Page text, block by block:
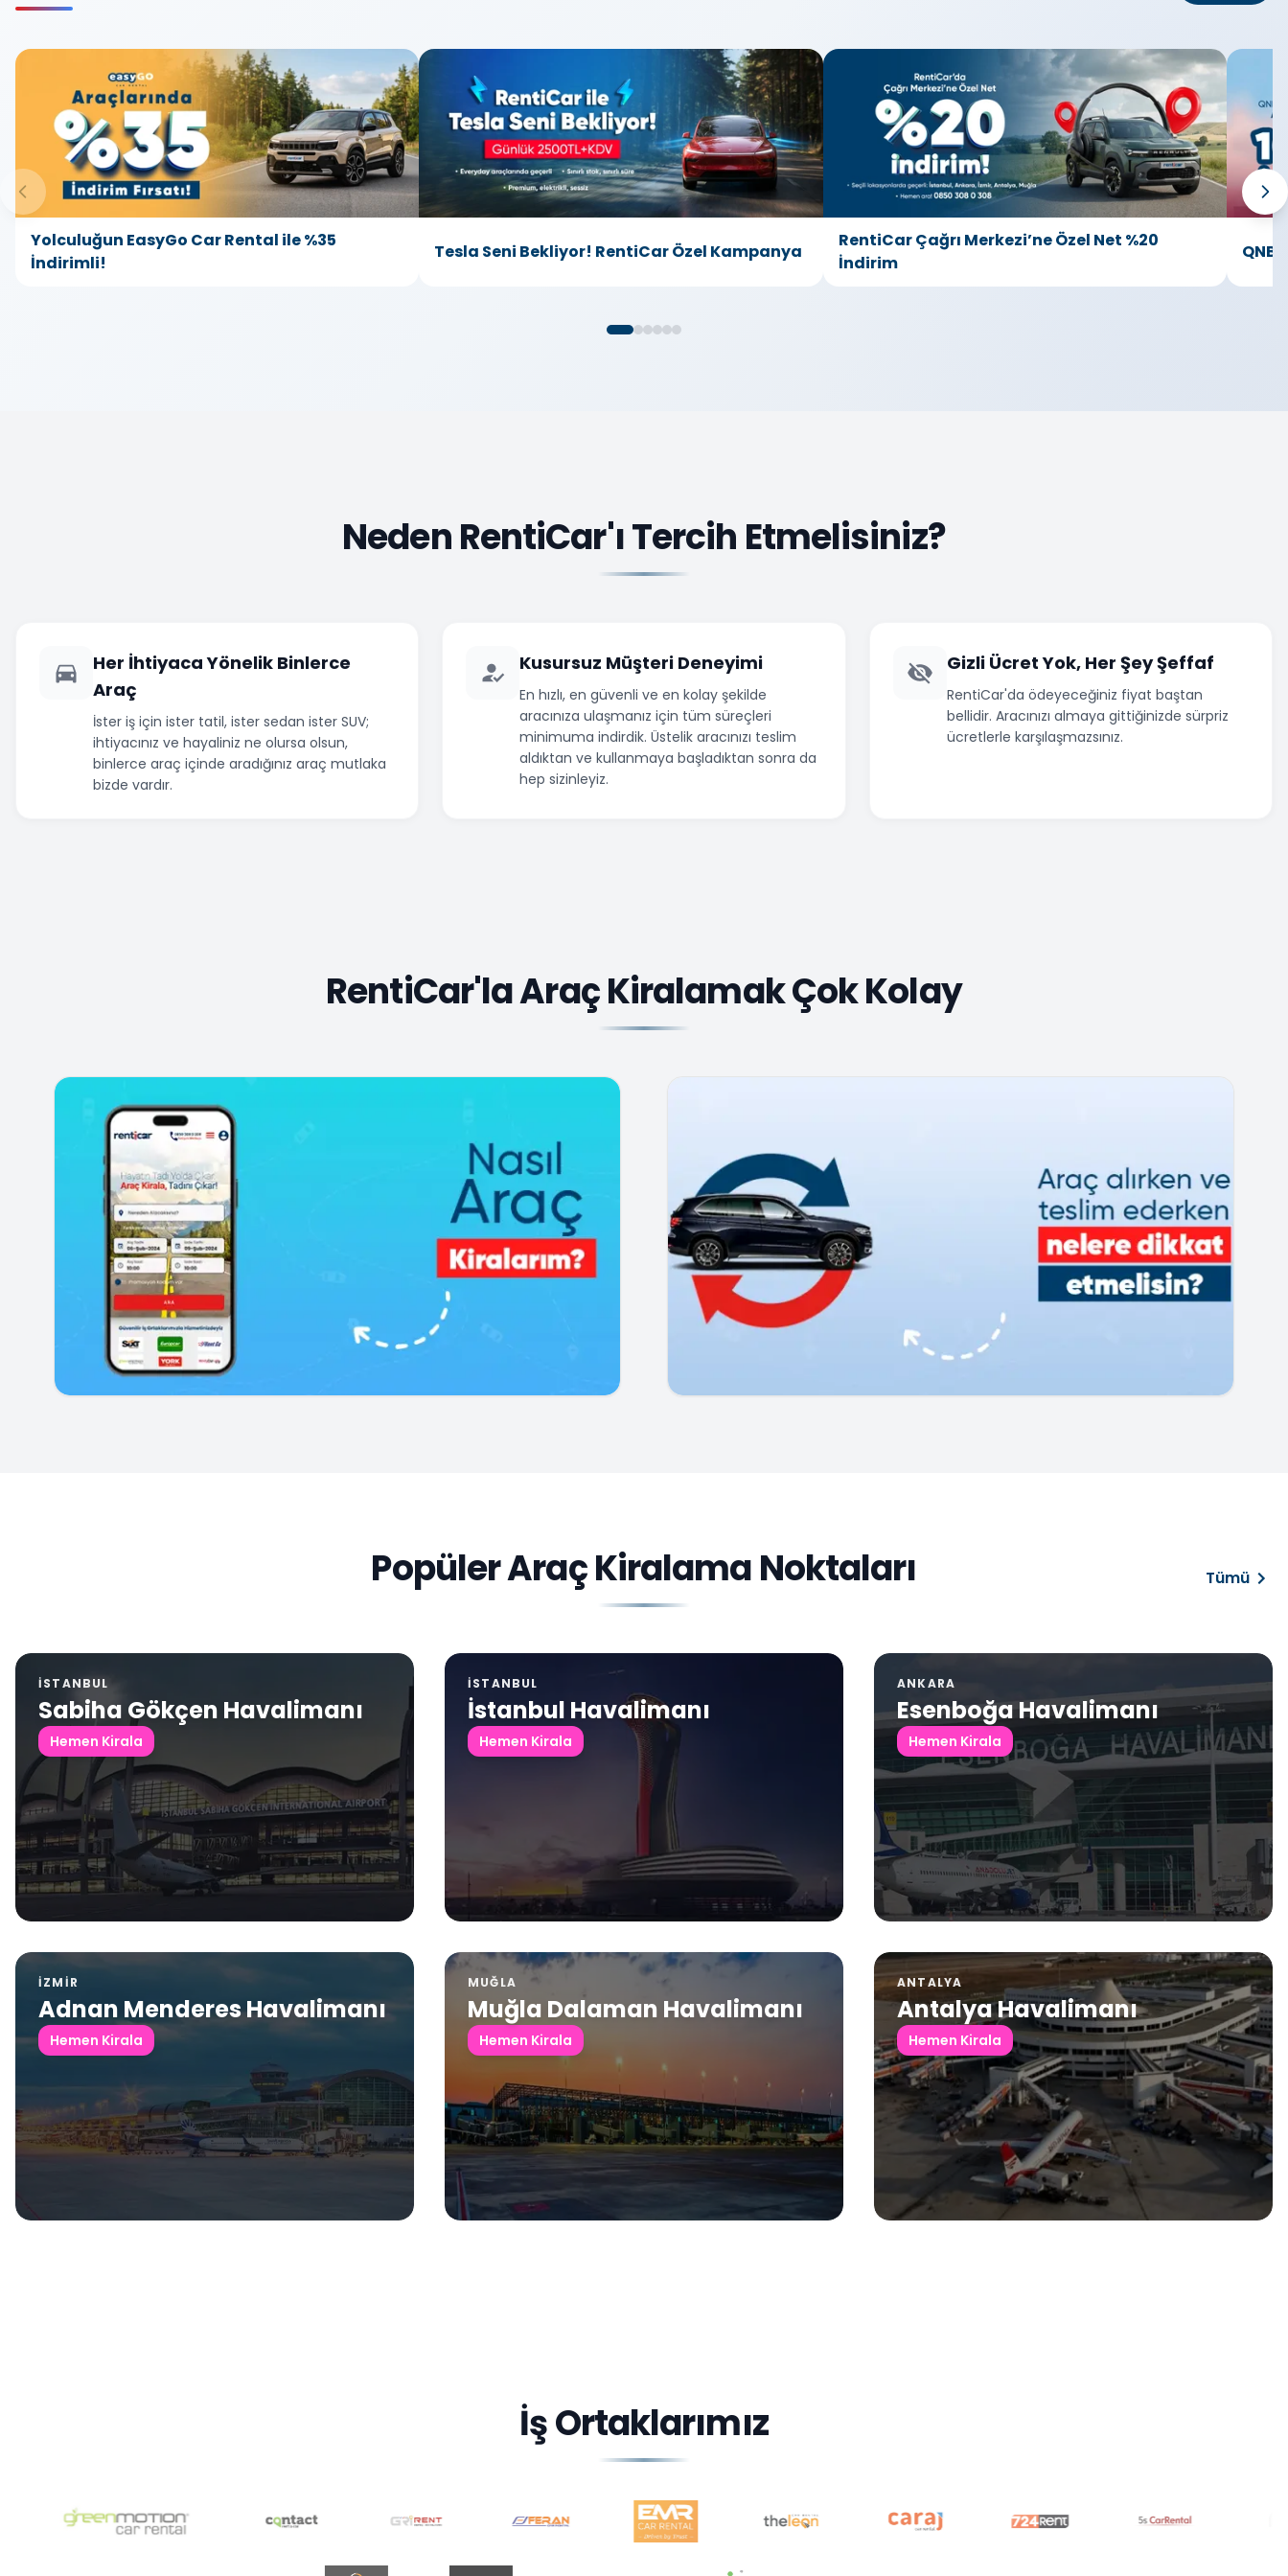
Yolculuğun EasyGo Car Rental ile %35
İndirimli!
Tesla Seni Bekliyor! RentiCar Özel Kampanya
RentiCar Çağrı Merkezi’ne Özel Net %20
İndirim
QNB
Neden RentiCar'ı Tercih Etmelisiniz?
Her İhtiyaca Yönelik Binlerce
Araç
İster iş için ister tatil, ister sedan ister SUV;
ihtiyacınız ve hayaliniz ne olursa olsun,
binlerce araç içinde aradığınız araç mutlaka
bizde vardır.
Kusursuz Müşteri Deneyimi
En hızlı, en güvenli ve en kolay şekilde
aracınıza ulaşmanız için tüm süreçleri
minimuma indirdik. Üstelik aracınızı teslim
aldıktan ve kullanmaya başladıktan sonra da
hep sizinleyiz.
Gizli Ücret Yok, Her Şey Şeffaf
RentiCar'da ödeyeceğiniz fiyat baştan
bellidir. Aracınızı almaya gittiğinizde sürpriz
ücretlerle karşılaşmazsınız.
RentiCar'la Araç Kiralamak Çok Kolay
Popüler Araç Kiralama Noktaları Tümü
İSTANBUL
Sabiha Gökçen Havalimanı
Hemen Kirala
İSTANBUL
İstanbul Havalimanı
Hemen Kirala
ANKARA
Esenboğa Havalimanı
Hemen Kirala
İZMIR
Adnan Menderes Havalimanı
Hemen Kirala
MUĞLA
Muğla Dalaman Havalimanı
Hemen Kirala
ANTALYA
Antalya Havalimanı
Hemen Kirala
İş Ortaklarımız